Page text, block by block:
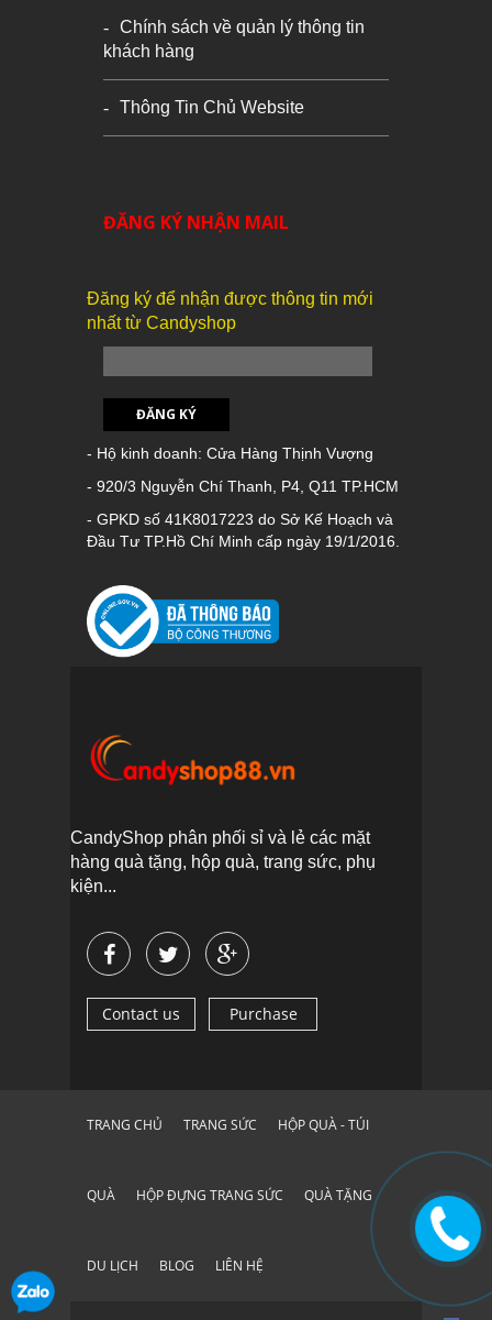
Chính sách về quản lý thông tin
khách hàng
Thông Tin Chủ Website
ĐĂNG KÝ NHẬN MAIL
Đăng ký để nhận được thông tin mới
nhất từ Candyshop
ĐĂNG KÝ
- Hộ kinh doanh: Cửa Hàng Thịnh Vượng
- 920/3 Nguyễn Chí Thanh, P4, Q11 TP.HCM
- GPKD số 41K8017223 do Sở Kế Hoạch và
Đầu Tư TP.Hồ Chí Minh cấp ngày 19/1/2016.
CandyShop phân phối sỉ và lẻ các mặt
hàng quà tặng, hộp quà, trang sức, phụ
kiện...
Contact us Purchase
TRANG CHỦ TRANG SỨC HỘP QUÀ - TÚI
QUÀ HỘP ĐỰNG TRANG SỨC QUÀ TẶNG
DU LỊCH BLOG LIÊN HỆ